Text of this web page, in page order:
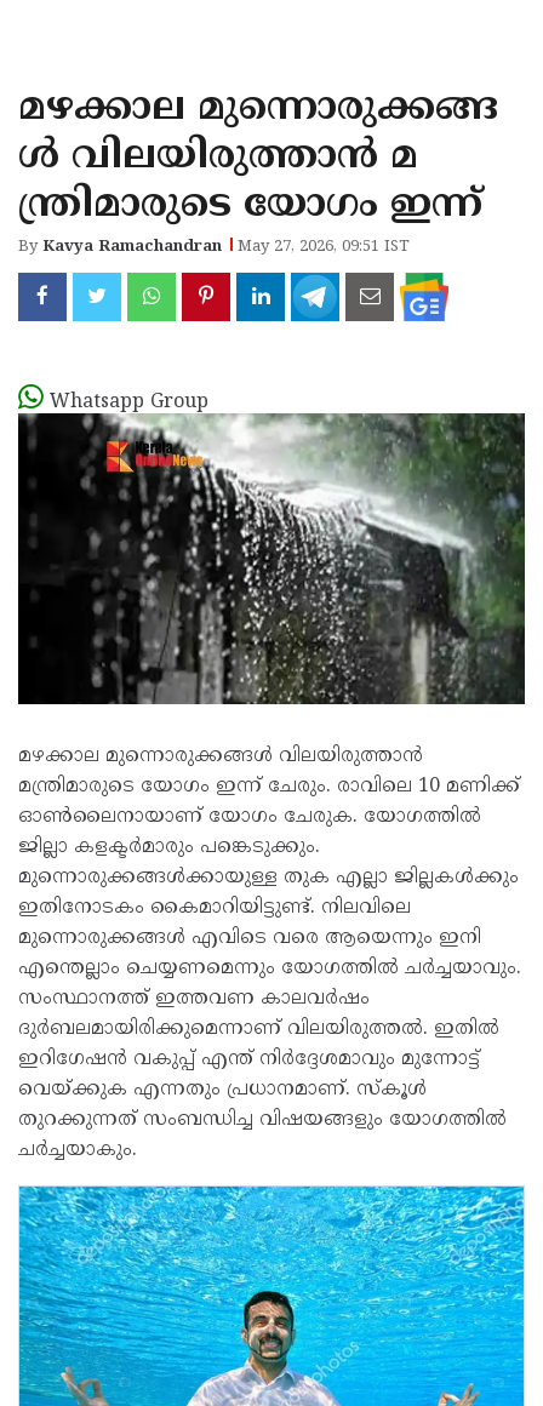
KANNUR
KASARAGOD
മഴക്കാല മുന്നൊരുക്കങ്ങ
ൾ വിലയിരുത്താൻ മ
ന്ത്രിമാരുടെ യോഗം ഇന്ന്
ByKavya Ramachandran May 27, 2026, 09:51 IST
Whatsapp Group
മഴക്കാല മുന്നൊരുക്കങ്ങൾ വിലയിരുത്താൻ
മന്ത്രിമാരുടെ യോഗം ഇന്ന് ചേരും. രാവിലെ 10 മണിക്ക്
ഓൺലൈനായാണ് യോഗം ചേരുക. യോഗത്തിൽ
ജില്ലാ കളക്ടർമാരും പങ്കെടുക്കും.
മുന്നൊരുക്കങ്ങൾക്കായുള്ള തുക എല്ലാ ജില്ലകൾക്കും
ഇതിനോടകം കൈമാറിയിട്ടുണ്ട്. നിലവിലെ
മുന്നൊരുക്കങ്ങൾ എവിടെ വരെ ആയെന്നും ഇനി
എന്തെല്ലാം ചെയ്യണമെന്നും യോഗത്തിൽ ചർച്ചയാവും.
സംസ്ഥാനത്ത് ഇത്തവണ കാലവർഷം
ദുർബലമായിരിക്കുമെന്നാണ് വിലയിരുത്തൽ. ഇതിൽ
ഇറിഗേഷൻ വകുപ്പ് എന്ത് നിർദ്ദേശമാവും മുന്നോട്ട്
വെയ്ക്കുക എന്നതും പ്രധാനമാണ്. സ്കൂൾ
തുറക്കുന്നത് സംബന്ധിച്ച വിഷയങ്ങളും യോഗത്തിൽ
ചർച്ചയാകും.